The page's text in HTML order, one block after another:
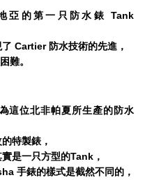
亞的第一只防水錶 Tank
Cartier 防水技術的先進，
難。
這位北非帕夏所生產的防水
特製錶，
是一只方型的Tank，
手錶的樣式是截然不同的，